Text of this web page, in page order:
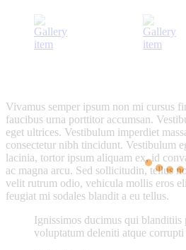
Vivamus semper ipsum non mi cursus
faucibus urna porttitor accumsan.
eget ultrices. Vestibulum imperdiet
consectetur nibh tincidunt. Vestibulum
lacinia, tortor ipsum aliquam ex, id
ac magna arcu. Sed sollicitudin, tellus
velit rutrum odio, vehicula mollis eros
feugiat mi sodales blandit a eu tellus.
Ignissimos ducimus qui blanditiis
voluptatum deleniti atque corrupti